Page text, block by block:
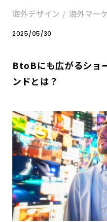
海外デザイン 海外マー
2025/05/30
BtoBにも広がるショ
ンドとは？